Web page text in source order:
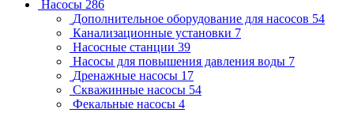
Насосы 286
Дополнительное оборудование для насосов 54
Канализационные установки 7
Насосные станции 39
Насосы для повышения давления воды 7
Дренажные насосы 17
Скважинные насосы 54
Фекальные насосы 4